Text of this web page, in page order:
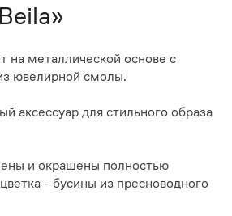
на металлической основе с
ювелирной смолы.
аксессуар для стильного образа
и окрашены полностью
- бусины из пресноводного